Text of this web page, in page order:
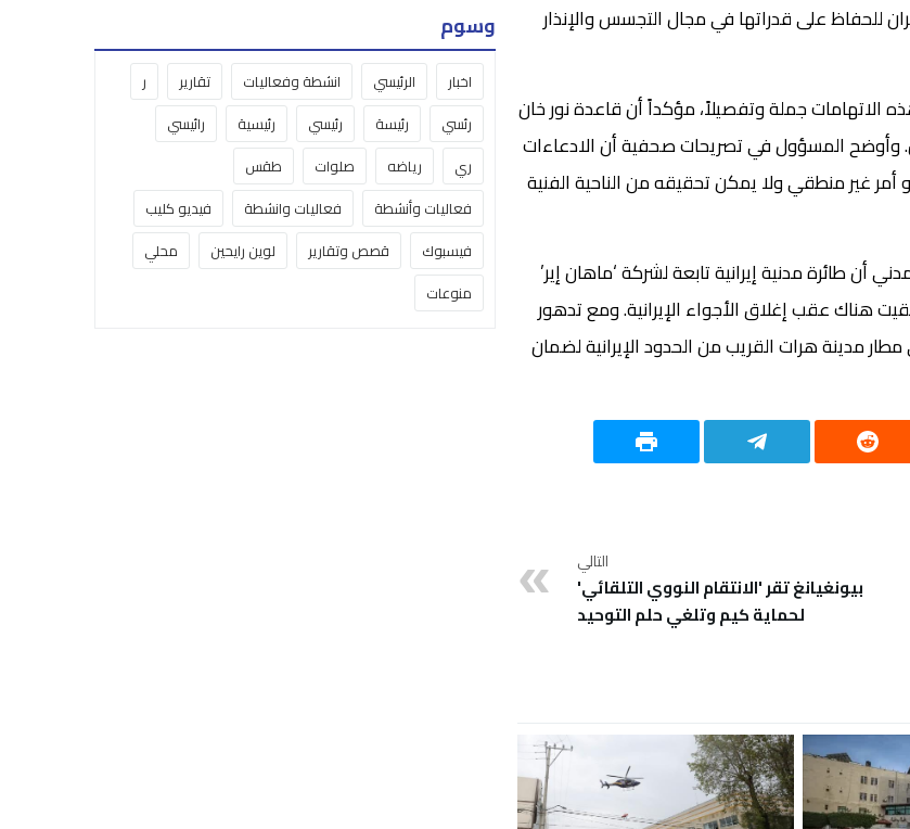
للحفاظ على قدراتها في مجال التجسس والإنذار
جملة وتفصيلاً، مؤكداً أن قاعدة نور خان
المسؤول في تصريحات صحفية أن الادعاءات
غير منطقي ولا يمكن تحقيقه من الناحية الفنية
أن طائرة مدنية إيرانية تابعة لشركة ‘ماهان إير’
هناك عقب إغلاق الأجواء الإيرانية. ومع تدهور
مدينة هرات القريب من الحدود الإيرانية لضمان
التالي
بيونغيانغ تقر 'الانتقام النووي التلقائي'
لحماية كيم وتلغي حلم التوحيد
وسوم
اخبار الرئيسي انشطة وفعاليات تقارير
ر
رئسي
رئيسة رئيسي رئيسية
رائيسي
ري
رياضه صلوات
طقس
فعاليات وأنشطة
فعاليات وانشطة
فيديو كليب
فيسبوك
قصص وتقارير لوين رايحين
محلي
منوعات